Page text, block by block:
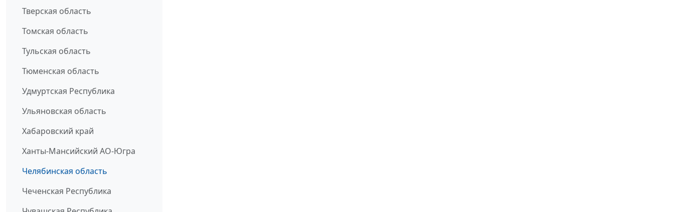
Тверская область
Томская область
Тульская область
Тюменская область
Удмуртская Республика
Ульяновская область
Хабаровский край
Ханты-Мансийский АО-Югра
Челябинская область
Чеченская Республика